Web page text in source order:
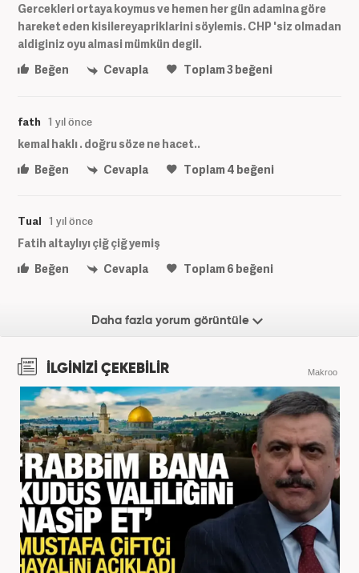
Gercekleri ortaya koymus ve hemen her gün adamina göre
hareket eden kisilereyapriklarini söylemis. CHP 'siz olmadan
aldiginiz oyu almasi mümkün degil.
Beğen
Cevapla Toplam3beğeni
fath 1 yıl önce
kemal haklı . doğru söze ne hacet..
Beğen
Cevapla Toplam4 beğeni
Tual 1 yıl önce
Fatih altaylıyı çiğ çiğ yemiş
Beğen
Cevapla Toplam6 beğeni
Daha fazla yorum görüntüle
İLGİNİZİ ÇEKEBİLİR Makroo